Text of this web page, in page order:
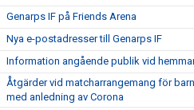
Genarps IF på Friends Arena
Nya e-postadresser till Genarps IF
Information angående publik vid
Åtgärder vid matcharrangemang för
med anledning av Corona